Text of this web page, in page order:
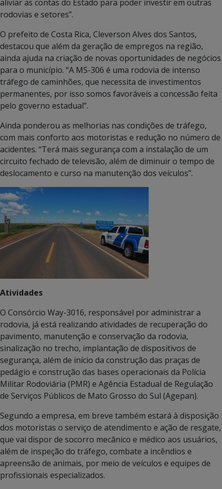
aliviar as contas do Estado para poder investir em outras
rodovias e setores”.
O prefeito de Costa Rica, Cleverson Alves dos Santos,
destacou que além da geração de empregos na região,
ainda ajuda na criação de novas oportunidades de negócios
para o município. “A MS-306 é uma rodovia de intenso
tráfego de caminhões, que necessita de investimentos
permanentes, por isso somos favoráveis a concessão feita
pelo governo estadual”.
Ainda ponderou as melhorias nas condições de tráfego,
com mais conforto aos motoristas e redução no número de
acidentes. “Terá mais segurança com a instalação de um
circuito fechado de televisão, além de diminuir o tempo de
deslocamento e curso na manutenção dos veículos”.
Atividades
O Consórcio Way-3016, responsável por administrar a
rodovia, já está realizando atividades de recuperação do
pavimento, manutenção e conservação da rodovia,
sinalização no trecho, implantação de dispositivos de
segurança, além de início da construção das praças de
pedágio e construção das bases operacionais da Polícia
Militar Rodoviária (PMR) e Agência Estadual de Regulação
de Serviços Públicos de Mato Grosso do Sul (Agepan).
Segundo a empresa, em breve também estará à disposição
dos motoristas o serviço de atendimento e ação de resgate,
que vai dispor de socorro mecânico e médico aos usuários,
além de inspeção do tráfego, combate a incêndios e
apreensão de animais, por meio de veículos e equipes de
profissionais especializados.